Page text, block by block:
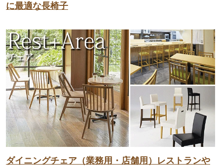
に最適な長椅子
ダイニングチェア（業務用・店舗用）レストランや